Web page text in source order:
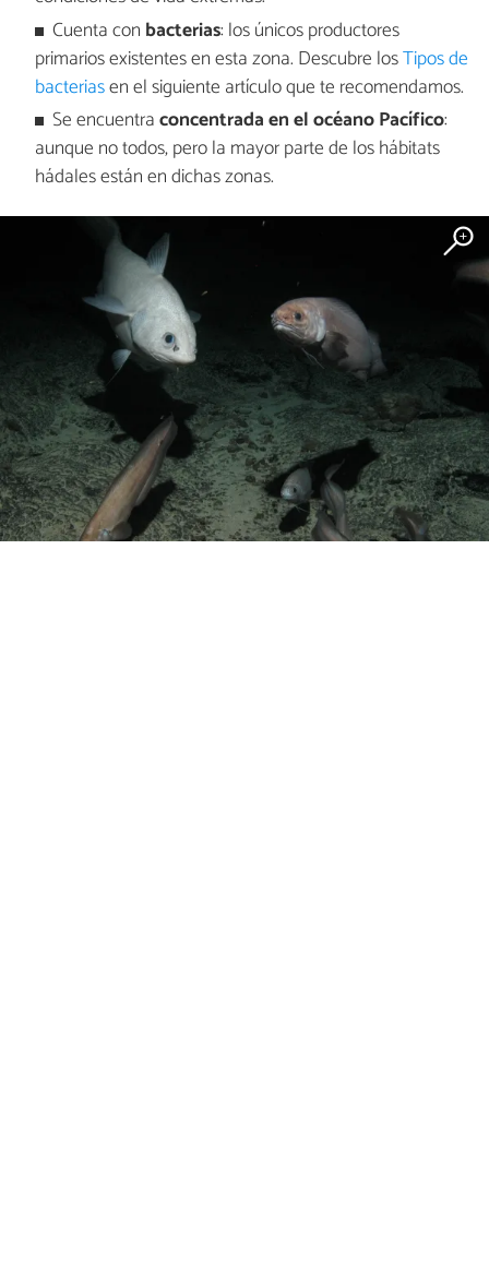
Cuenta con bacterias: los únicos productores
primarios existentes en esta zona. Descubre losTipos de
bacteriasen el siguiente artículo que te recomendamos.
Se encuentraconcentrada en el océano Pacífico:
aunque no todos, pero la mayor parte de los hábitats
hádales están en dichas zonas.